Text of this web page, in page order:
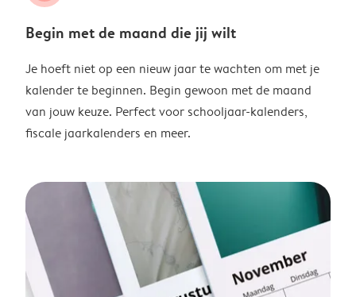
Begin met de maand die jij wilt
Je hoeft niet op een nieuw jaar te wachten om met je
kalender te beginnen. Begin gewoon met de maand
van jouw keuze. Perfect voor schooljaar-kalenders,
fiscale jaarkalenders en meer.